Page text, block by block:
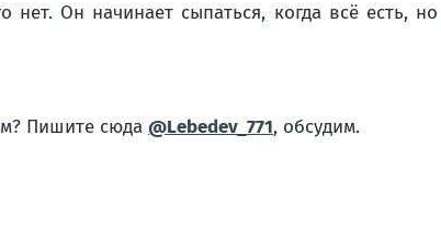
нет. Он начинает сыпаться, когда всё
Пишите сюда @Lebedev_771, обсудим.